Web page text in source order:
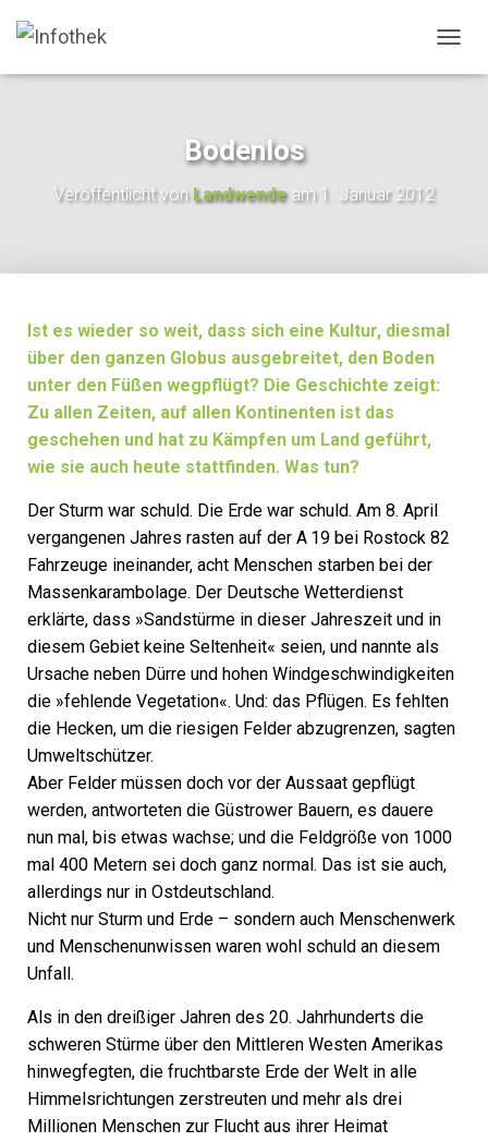
A
C
Bodenlos
Veröffentlicht vonLandwendeam 1. Januar 2012
Ist es wieder so weit, dass sich eine Kultur, diesmal
über den ganzen Globus ausgebreitet, den ­Boden
unter den Füßen wegpflügt? Die Geschichte zeigt:
Zu allen Zeiten, auf allen Kontinenten ist das
geschehen und hat zu Kämpfen um Land geführt,
wie sie auch heute stattfinden. Was tun?
Der Sturm war schuld. Die Erde war schuld. Am 8. April
vergangenen Jahres rasten auf der A 19 bei Rostock 82
Fahrzeuge ineinander, acht Menschen starben bei der
Massenkarambolage. Der Deutsche Wetterdienst
erklärte, dass »Sandstürme in dieser Jahreszeit und in
diesem Gebiet keine Seltenheit« seien, und nannte als
Ursache neben Dürre und hohen Windgeschwindigkeiten
die »fehlende Vegetation«. Und: das Pflügen. Es fehlten
die Hecken, um die riesigen Felder abzugrenzen, sagten
Umweltschützer.
Aber Felder müssen doch vor der Aussaat gepflügt
werden, antworteten die Güstrower Bauern, es dauere
nun mal, bis etwas wachse; und die Feldgröße von 1000
mal 400 Metern sei doch ganz normal. Das ist sie auch,
allerdings nur in Ostdeutschland.
Nicht nur Sturm und Erde – sondern auch Menschenwerk
und Menschenunwissen waren wohl schuld an diesem
Unfall.
Als in den dreißiger Jahren des 20. Jahrhunderts die
schweren Stürme über den Mittleren Westen Amerikas
hinwegfegten, die fruchtbarste Erde der Welt in alle
Himmelsrichtungen zerstreuten und mehr als drei
Millionen Menschen zur Flucht aus ihrer Heimat